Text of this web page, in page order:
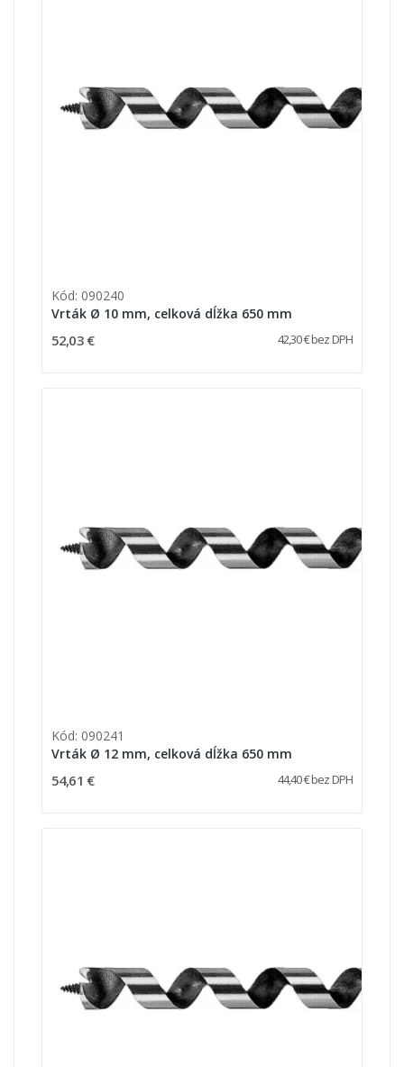
Kód: 090240
Vrták Ø 10 mm, celková dĺžka 650 mm
52,03 € 42,30 € bez DPH
Kód: 090241
Vrták Ø 12 mm, celková dĺžka 650 mm
54,61 € 44,40 € bez DPH